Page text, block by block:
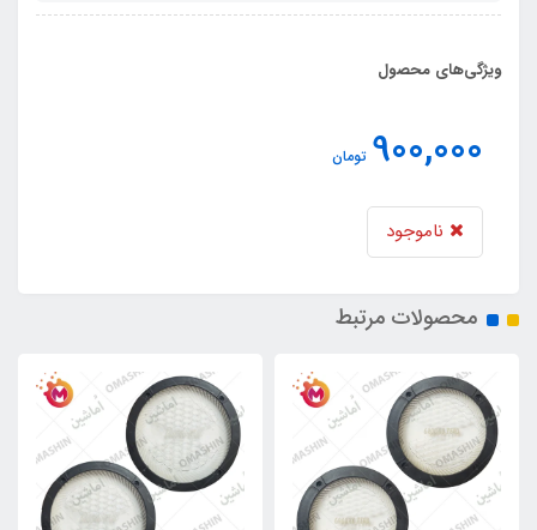
ویژگی‌های محصول
900,000 تومان
ناموجود
محصولات مرتبط